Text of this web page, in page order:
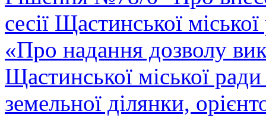
сесії Щастинської
«Про надання дозволу
Щастинської міської
земельної ділянки,